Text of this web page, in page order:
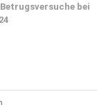
bei